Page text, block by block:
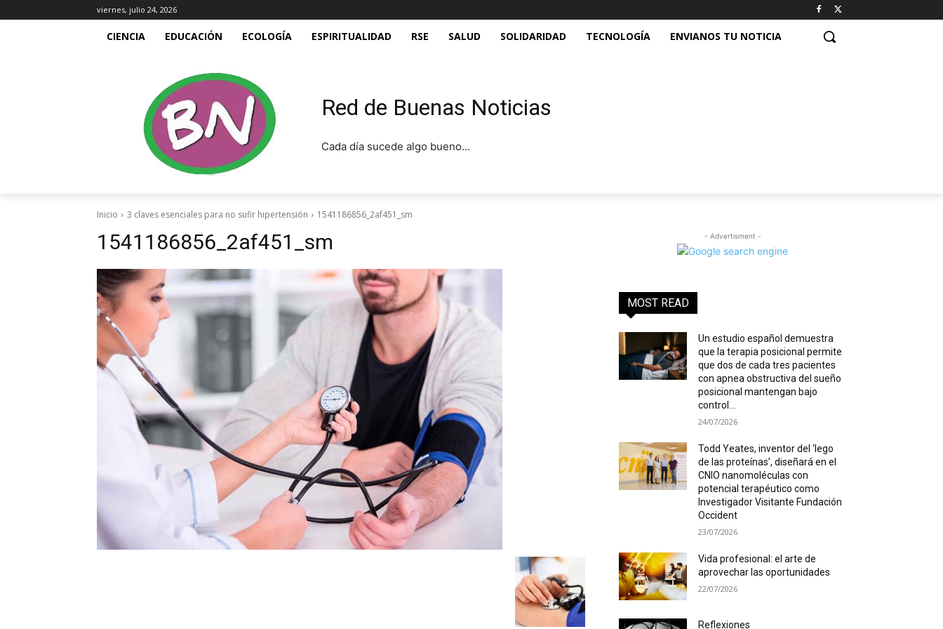
viernes, julio 24, 2026
CIENCIA EDUCACIÓN ECOLOGÍA ESPIRITUALIDAD RSE SALUD SOLIDARIDAD TECNOLOGÍA ENVIANOS TU NOTICIA
Red de Buenas Noticias
Cada día sucede algo bueno...
Inicio 3 claves esenciales para no sufir hipertensión 1541186856_2af451_sm
1541186856_2af451_sm - Advertisment -
MOST READ
Un estudio español demuestra
que la terapia posicional permite
que dos de cada tres pacientes
con apnea obstructiva del sueño
posicional mantengan bajo
control...
24/07/2026
Todd Yeates, inventor del ‘lego
de las proteínas’, diseñará en el
CNIO nanomoléculas con
potencial terapéutico como
Investigador Visitante Fundación
Occident
23/07/2026
Vida profesional: el arte de
aprovechar las oportunidades
22/07/2026
Reflexiones